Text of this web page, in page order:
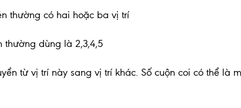
thường có hai hoặc ba vị trí
thường dùng là 2,3,4,5
từ vị trí này sang vị trí khác. Số cuộn coi có thể là